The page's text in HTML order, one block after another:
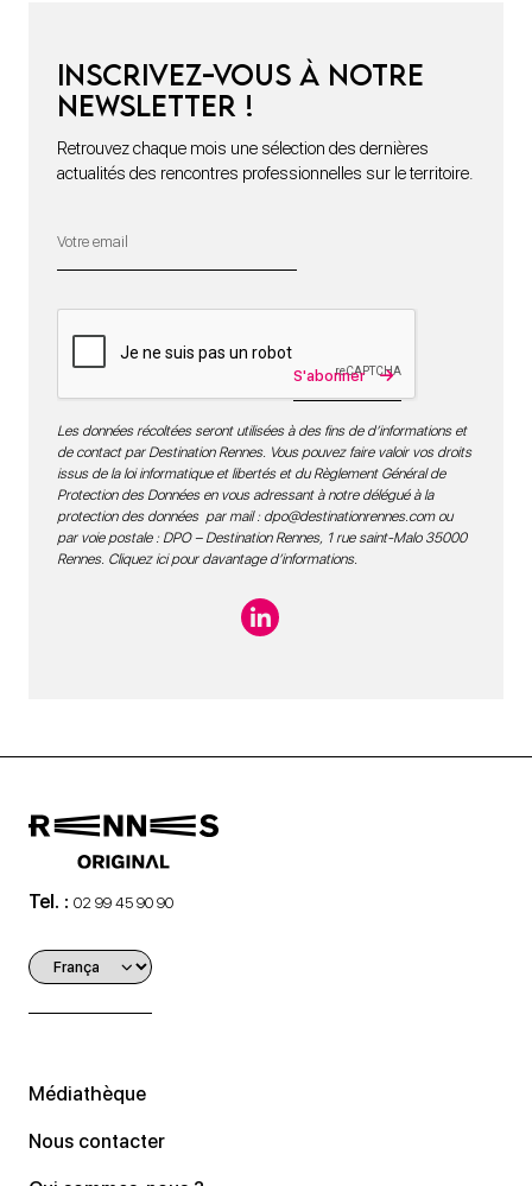
Inscrivez-vous à notre
newsletter !
Retrouvez chaque mois une sélection des dernières
actualités des rencontres professionnelles sur le territoire.
S'abonner
Les données récoltées seront utilisées à des fins de d’informations et
de contact par Destination Rennes. Vous pouvez faire valoir vos droits
issus de la loi informatique et libertés et du Règlement Général de
Protection des Données en vous adressant à notre délégué à la
protection des données par mail : dpo@destinationrennes.comou
par voie postale : DPO – Destination Rennes, 1 rue saint-Malo 35000
Rennes. Cliquez ici pour davantage d’informations.
Tel. : 02 99 45 90 90
Médiathèque
Nous contacter